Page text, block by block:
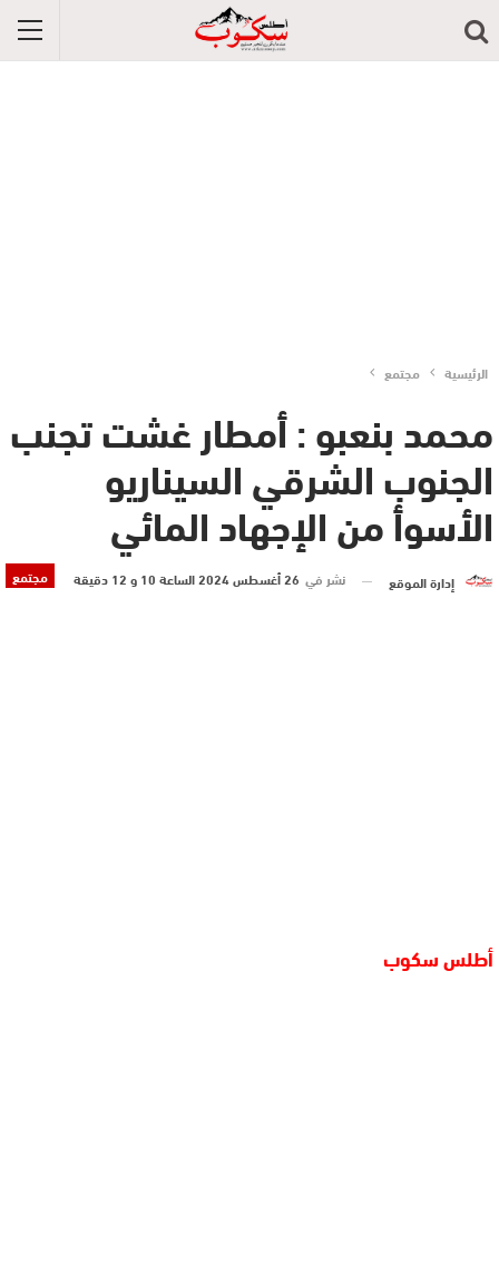
الرئيسية مجتمع
محمد بنعبو : أمطار غشت تجنب
الجنوب الشرقي السيناريو
الأسوأ من الإجهاد المائي
مجتمع إدارة الموقع نشر في 26 أغسطس 2024 الساعة 10 و 12 دقيقة
أطلس سكوب